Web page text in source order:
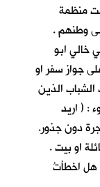
نيسان 2003 ، سمحت منظمة
وطنهم .
خالي ابو
جواز سفر او
الذين
: ( اريد
دون جذور.
او بيت .
هل اخطأتُ